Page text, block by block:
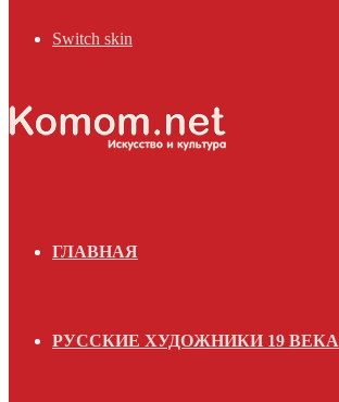
Switch skin
ГЛАВНАЯ
РУССКИЕ ХУДОЖНИКИ 19 ВЕКА